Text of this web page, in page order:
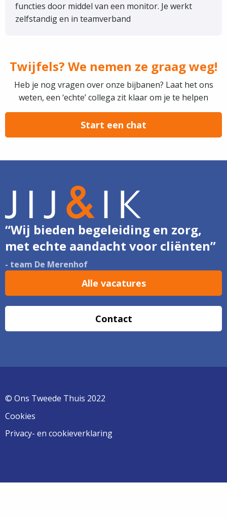
functies door middel van een monitor. Je werkt
zelfstandig en in teamverband
Twijfels? We nemen ze graag weg!
Heb je nog vragen over onze bijbanen? Laat het ons
weten, een ‘echte’ collega zit klaar om je te helpen
Start een chat
“Wij bieden begeleiding en zorg,
met echte aandacht voor cliënten”
- team De Merenhof
Alle vacatures
Contact
© Ons Tweede Thuis 2022
Cookies
Privacy- en cookieverklaring